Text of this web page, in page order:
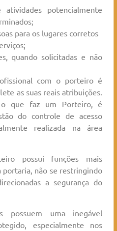
atividades potencialmente
para os lugares corretos
quando solicitadas e não
com o porteiro é
as suas reais atribuições.
o que faz um Porteiro, é
do controle de acesso
realizada na área
possui funções mais
não se restringindo
a segurança do
possuem uma inegável
especialmente nos